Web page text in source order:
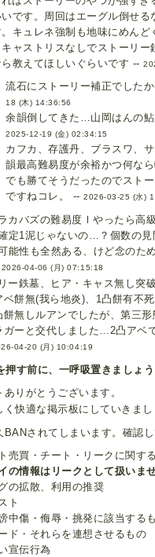
です。周回はエーグル倒せ
キュレネ強制も地味にめんど
キャストリスなしでストーリ
ら教えてほしいぐらいです --
流石にストーリー補正でした
18 (木) 14:36:56
余韻倒してきた…山岡はんの
2025-12-19 (金) 02:34:15
カフカ、存護丹、ブラスワ、
韻最高難易度が余裕かつ何な
でも勝てそうだったのでスト
ですねコレ。 --2026-03-25 (水)
カバズの難易度Ⅰやったら高
定1泥じゃないの…？個数の見
能性も全然ある、けど念のた
2026-04-06 (月) 07:15:18
ー鉄墓、ヒア・キャス無し突
ベ餅無(我ら地炎)、1凸餅有不
餅無しルアンでしたが、第三
ガーと交代しました…2凸アベ
04-20 (月) 10:04:19
押す前に、一呼吸置きましょう
りがとうございます。
く快適な掲示板にしていきまし
BANされてしまいます。確認
売買・チート・リークに関す
の情報はリークとして扱いま
の拡散、利用の推奨
ト
中傷・侮辱・挑発に該当する
ド・それらを連想させるもの
宣伝行為